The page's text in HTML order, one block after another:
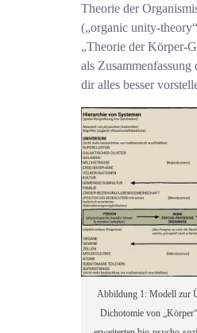
Theorie der
(„organic unity-
„Theorie der Körper-
als Zusammenfassung
dir alles besser
Abbildung 1: Modell zur
Dichotomie von